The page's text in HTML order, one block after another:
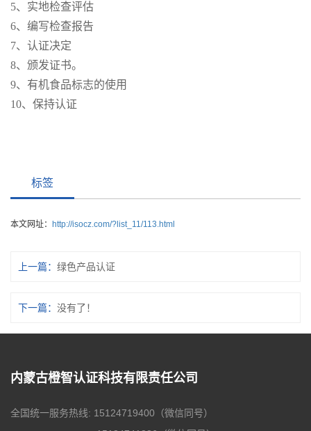
5、实地检查评估
6、编写检查报告
7、认证决定
8、颁发证书。
9、有机食品标志的使用
10、保持认证
标签
本文网址： http://isocz.com/?list_11/113.html
上一篇： 绿色产品认证
下一篇： 没有了！
内蒙古橙智认证科技有限责任公司
全国统一服务热线: 15124719400（微信同号）